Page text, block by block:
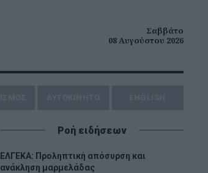
Σαββάτο
08 Αυγούστου 2026
Ροή ειδήσεων
ΕΛΓΕΚΑ: Προληπτική απόσυρση και
ανάκληση μαρμελάδας